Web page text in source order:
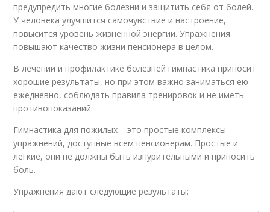
предупредить многие болезни и защитить себя от болей.
У человека улучшится самочувствие и настроение,
повысится уровень жизненной энергии. Упражнения
повышают качество жизни пенсионера в целом.
В лечении и профилактике болезней гимнастика приносит
хорошие результаты, но при этом важно заниматься ею
ежедневно, соблюдать правила тренировок и не иметь
противопоказаний.
Гимнастика для пожилых – это простые комплексы
упражнений, доступные всем пенсионерам. Простые и
легкие, они не должны быть изнурительными и приносить
боль.
Упражнения дают следующие результаты: